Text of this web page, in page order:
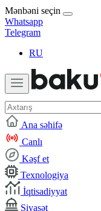
Mənbəni seçin
Whatsapp
Telegram
RU
Ana səhifə
Canlı
Kəşf et
Texnologiya
İqtisadiyyat
Siyasət